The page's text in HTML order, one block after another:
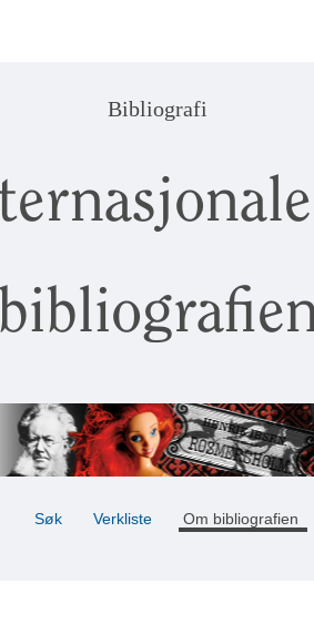
Bibliografi
Søk Verkliste Om bibliografien